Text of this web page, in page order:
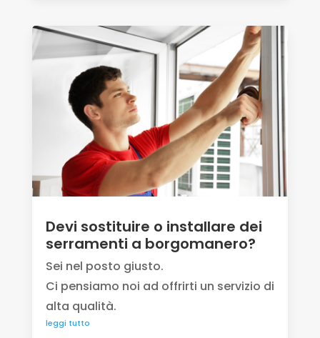
Devi sostituire o installare dei
serramenti a borgomanero?
Sei nel posto giusto.
Ci pensiamo noi ad offrirti un servizio di
alta qualità.
leggi tutto